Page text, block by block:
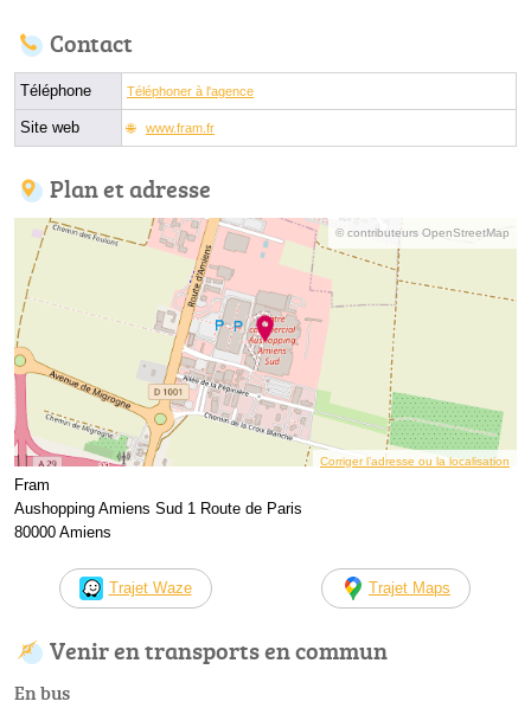
Contact
Téléphone Téléphoner à l'agence
Site web www.fram.fr
Plan et adresse
© contributeurs OpenStreetMap
Corriger l’adresse ou la localisation
Fram
Aushopping Amiens Sud 1 Route de Paris
80000 Amiens
Trajet Waze Trajet Maps
Venir en transports en commun
En bus